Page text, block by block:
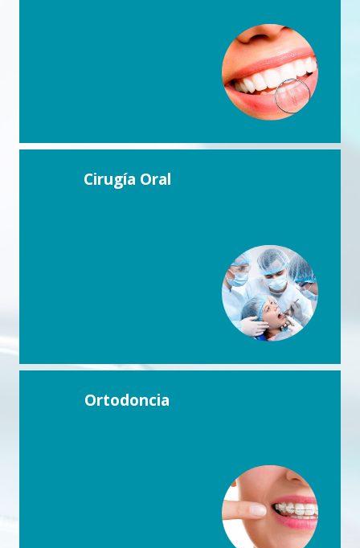
Cirugía Oral
Ortodoncia